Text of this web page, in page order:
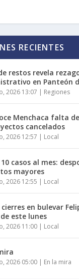
RECIENTES
restos revela
en Panteón
2026 13:07 | Regiones
Menchaca falta
cancelados
2026 12:57 | Local
casos al mes:
mayores
2026 12:55 | Local
en bulevar
este lunes
2026 11:00 | Local
2026 05:00 | En la mira